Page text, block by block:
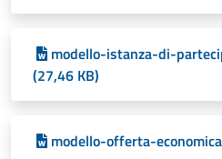
modello-istanza-di-
(27,46 KB)
modello-offerta-